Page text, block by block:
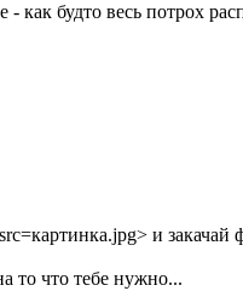
как будто весь потрох
и закачай
то что тебе нужно...